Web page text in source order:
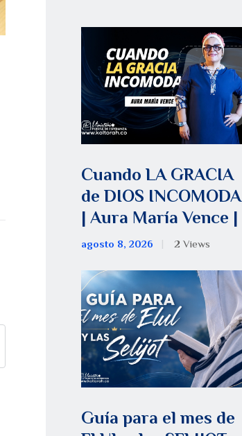
Cuando LA GRACIA
de DIOS INCOMODA
| Aura María Vence |
agosto 8, 2026 2 Views
Guía para el mes de